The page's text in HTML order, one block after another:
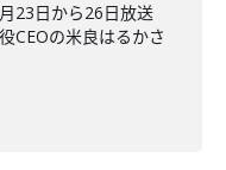
23日から26日放送
CEOの米良はるかさ